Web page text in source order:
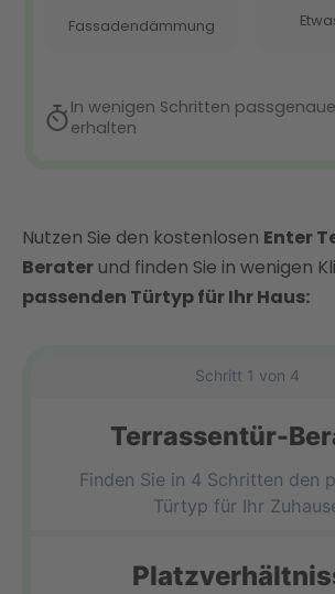
Nutzen Sie den kostenlosen Enter
Berater und finden Sie in wenigen
passenden Türtyp für Ihr Haus:
Schritt 1 von 4
Terrassentür-
Finden Sie in 4 Schritten den
Türtyp für Ihr